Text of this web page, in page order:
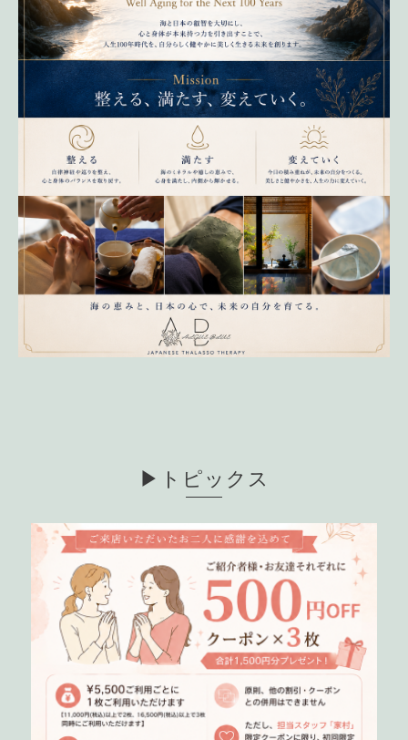
▶︎トピックス